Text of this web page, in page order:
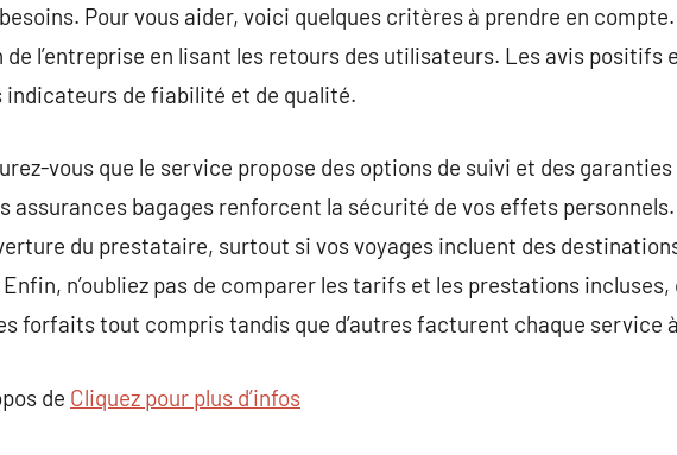
Pour vous aider, voici quelques critères à prendre en compte.
l’entreprise en lisant les retours des utilisateurs. Les avis positifs
indicateurs de fiabilité et de qualité.
vous que le service propose des options de suivi et des
assurances bagages renforcent la sécurité de vos effets
du prestataire, surtout si vos voyages incluent des
n’oubliez pas de comparer les tarifs et les prestations
forfaits tout compris tandis que d’autres facturent chaque service
de Cliquez pour plus d’infos